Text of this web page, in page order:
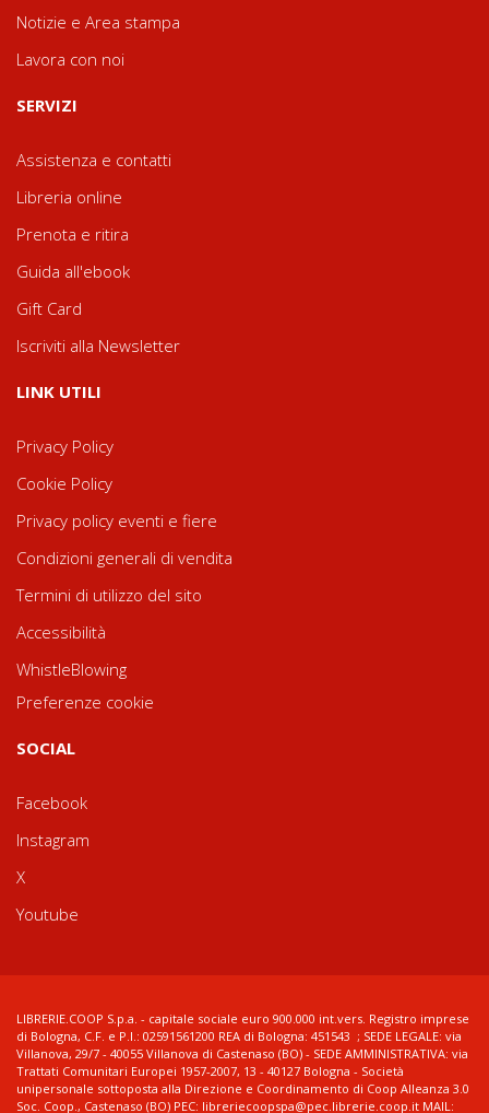
Notizie e Area stampa
Lavora con noi
SERVIZI
Assistenza e contatti
Libreria online
Prenota e ritira
Guida all'ebook
Gift Card
Iscriviti alla Newsletter
LINK UTILI
Privacy Policy
Cookie Policy
Privacy policy eventi e fiere
Condizioni generali di vendita
Termini di utilizzo del sito
Accessibilità
WhistleBlowing
Preferenze cookie
SOCIAL
Facebook
Instagram
X
Youtube
LIBRERIE.COOP S.p.a. - capitale sociale euro 900.000 int.vers. Registro imprese
di Bologna, C.F. e P.I.: 02591561200 REA di Bologna: 451543 ; SEDE LEGALE: via
Villanova, 29/7 - 40055 Villanova di Castenaso (BO) - SEDE AMMINISTRATIVA: via
Trattati Comunitari Europei 1957-2007, 13 - 40127 Bologna - Società
unipersonale sottoposta alla Direzione e Coordinamento di Coop Alleanza 3.0
Soc. Coop., Castenaso (BO) PEC: libreriecoopspa@pec.librerie.coop.it MAIL: